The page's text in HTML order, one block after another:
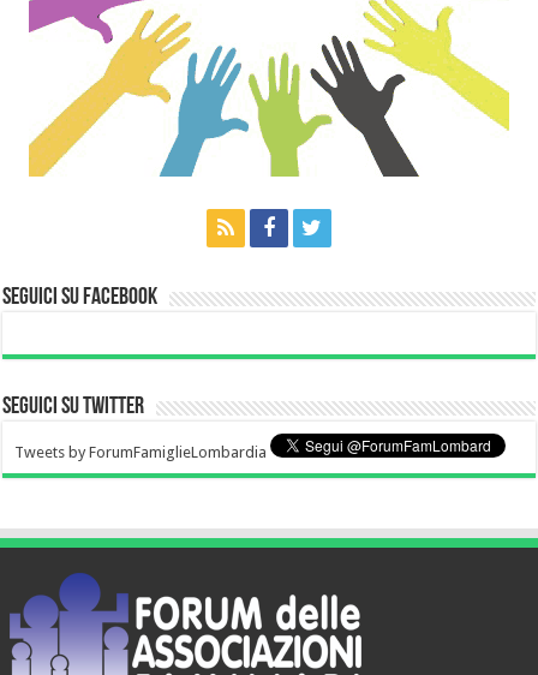
Seguici su Facebook
Seguici su Twitter
Tweets by ForumFamiglieLombardia